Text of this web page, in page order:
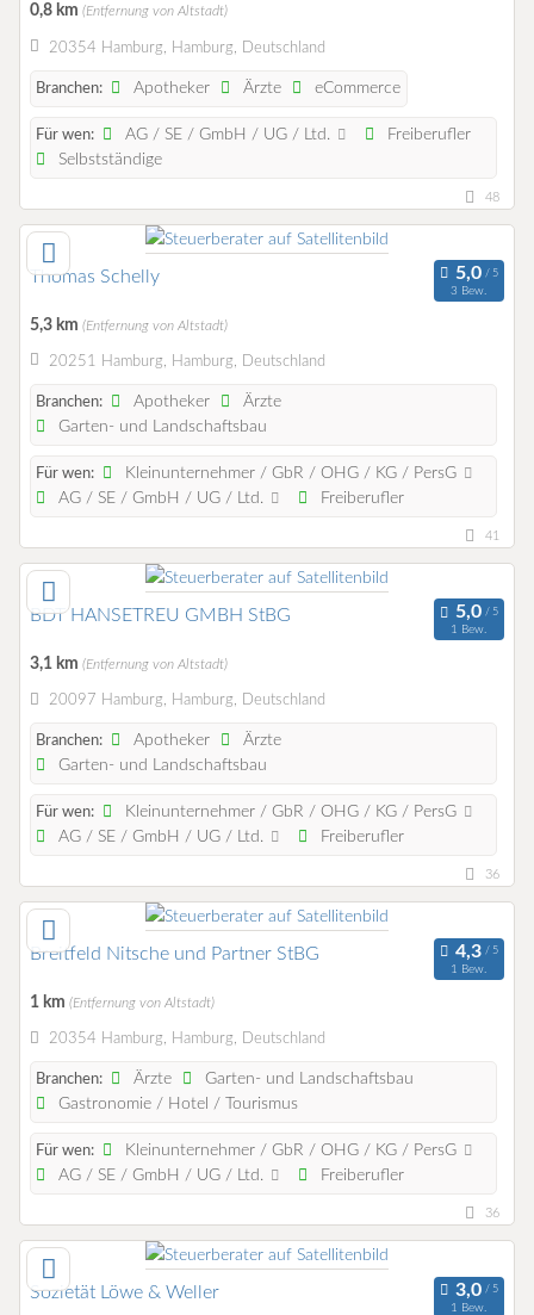
0,8 km (Entfernung von Altstadt)
20354 Hamburg, Hamburg, Deutschland
Branchen: Apotheker Ärzte eCommerce
Für wen: AG / SE / GmbH / UG / Ltd.
Freiberufler
Selbstständige
48
Thomas Schelly
3 Bew.
5,3 km (Entfernung von Altstadt)
20251 Hamburg, Hamburg, Deutschland
Branchen: Apotheker
Ärzte
Garten- und Landschaftsbau
Für wen:
Kleinunternehmer / GbR / OHG / KG / PersG
AG / SE / GmbH / UG / Ltd.
Freiberufler
41
BDT HANSETREU GMBH StBG
1 Bew.
3,1 km (Entfernung von Altstadt)
20097 Hamburg, Hamburg, Deutschland
Branchen: Apotheker
Ärzte
Garten- und Landschaftsbau
Für wen:
Kleinunternehmer / GbR / OHG / KG / PersG
AG / SE / GmbH / UG / Ltd.
Freiberufler
36
Breitfeld Nitsche und Partner StBG
1 Bew.
1 km (Entfernung von Altstadt)
20354 Hamburg, Hamburg, Deutschland
Branchen: Ärzte
Garten- und Landschaftsbau
Gastronomie / Hotel / Tourismus
Für wen:
Kleinunternehmer / GbR / OHG / KG / PersG
AG / SE / GmbH / UG / Ltd.
Freiberufler
36
Sozietät Löwe & Weller
1 Bew.